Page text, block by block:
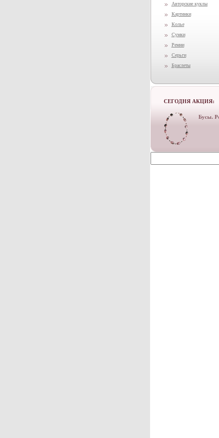
Авторские куклы
Картинки
Колье
Сумки
Ремни
Серьги
Браслеты
СЕГОДНЯ АКЦИЯ:
Бусы.